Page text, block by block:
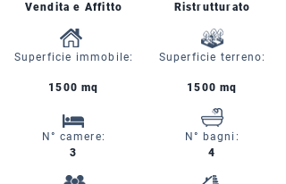
Vendita e Affitto
Ristrutturato
Superficie immobile: Superficie terreno:
1500 mq
N° camere:
3
1500 mq
N° bagni:
4